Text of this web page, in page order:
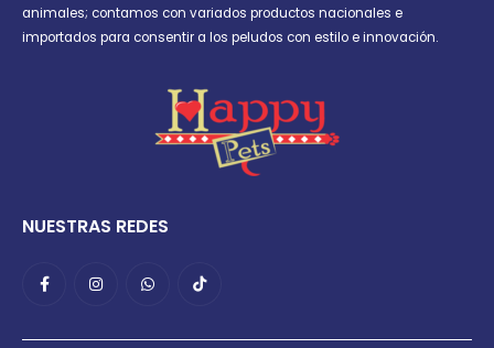
animales; contamos con variados productos nacionales e
importados para consentir a los peludos con estilo e innovación.
NUESTRAS REDES